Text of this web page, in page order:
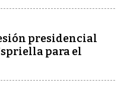
presidencial
para el